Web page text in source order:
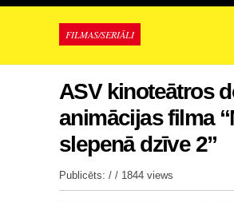
FILMAS/SERIĀLI
ASV kinoteātros
animācijas filma
slepenā dzīve 2”
Publicēts: / / 1844 views